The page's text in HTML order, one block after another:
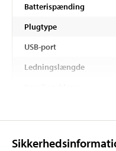
Batterispænding
Plugtype
USB-port
Ledningslængde
Højde